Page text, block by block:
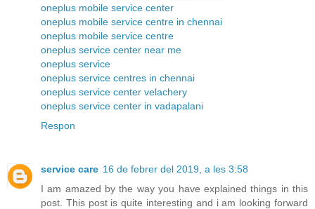
oneplus mobile service center
oneplus mobile service centre in chennai
oneplus mobile service centre
oneplus service center near me
oneplus service
oneplus service centres in chennai
oneplus service center velachery
oneplus service center in vadapalani
Respon
service care 16 de febrer del 2019, a les 3:58
I am amazed by the way you have explained things in this
post. This post is quite interesting and i am looking forward